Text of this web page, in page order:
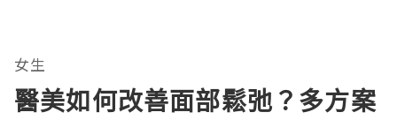
女生
醫美如何改善面部鬆弛？多方案